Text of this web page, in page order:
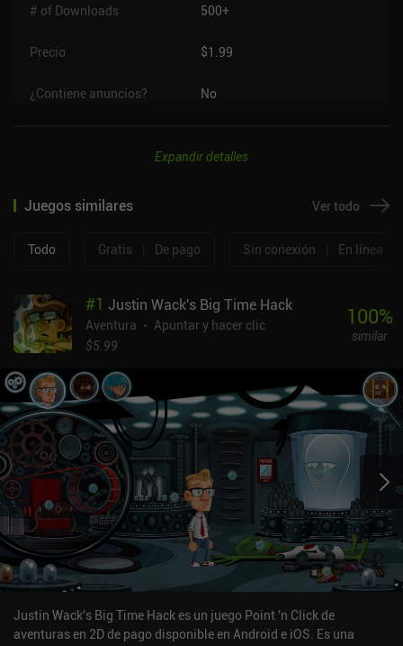
# of Downloads 500+
Precio $1.99
¿Contiene anuncios? No
Expandir detalles
Juegos similares Ver todo
Todo Gratis De pago Sin conexión En línea
#1 Justin Wack's Big Time Hack
Aventura
Apuntar y hacer clic
$5.99
100%
similar
Justin Wack's Big Time Hack es un juego Point 'n Click de
aventuras en 2D de pago disponible en Android e iOS. Es una